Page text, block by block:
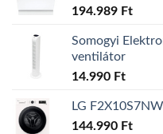
194.989 Ft
Somogyi
ventilátor
14.990 Ft
LG
144.990 Ft